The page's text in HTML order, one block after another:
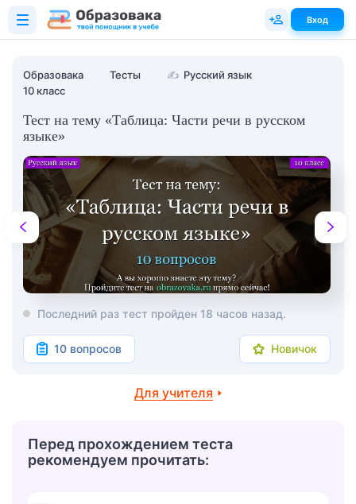
Образовака Тесты ✍ Русский язык
10 класс
Тест на тему «Таблица: Части речи в русском
языке»
Последний раз тест пройден 18 часов назад.
10 вопросов Новичок
Для учителя
Перед прохождением теста
рекомендуем прочитать:
Вход